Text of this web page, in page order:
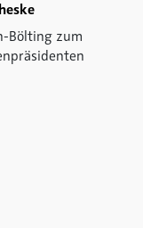
Bölting zum